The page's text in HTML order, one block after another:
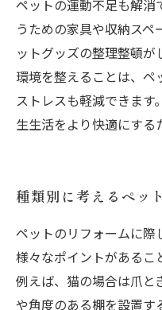
ペットの運動不足も解消
うための家具や収納ス
ットグッズの整理整頓
環境を整えることは、ペ
ストレスも軽減できます
生生活をより快適にする
種類別に考えるペッ
ペットのリフォームに際
様々なポイントがあるこ
例えば、猫の場合は爪と
や角度のある棚を設置す